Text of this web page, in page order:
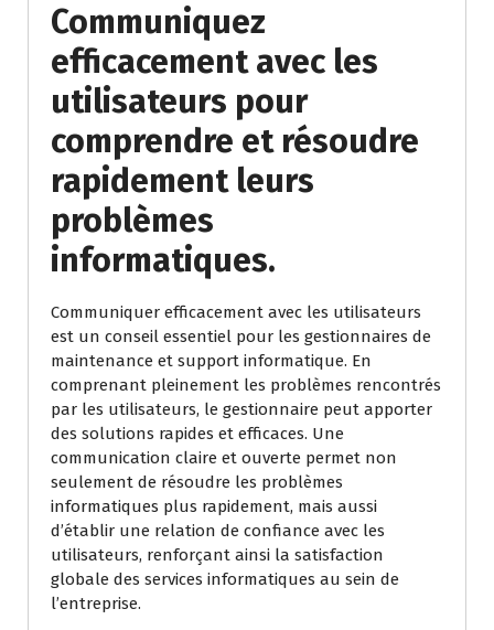
Communiquez
efficacement avec les
utilisateurs pour
comprendre et résoudre
rapidement leurs
problèmes
informatiques.
Communiquer efficacement avec les utilisateurs
est un conseil essentiel pour les gestionnaires de
maintenance et support informatique. En
comprenant pleinement les problèmes rencontrés
par les utilisateurs, le gestionnaire peut apporter
des solutions rapides et efficaces. Une
communication claire et ouverte permet non
seulement de résoudre les problèmes
informatiques plus rapidement, mais aussi
d’établir une relation de confiance avec les
utilisateurs, renforçant ainsi la satisfaction
globale des services informatiques au sein de
l’entreprise.